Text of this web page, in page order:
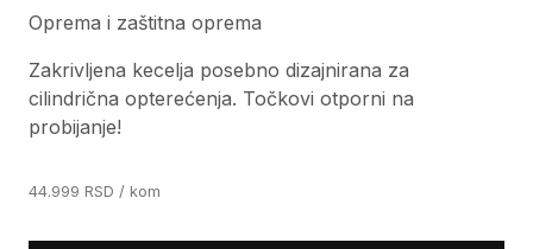
Oprema i zaštitna oprema
Zakrivljena kecelja posebno dizajnirana za
cilindrična opterećenja. Točkovi otporni na
probijanje!
44.999 RSD / kom